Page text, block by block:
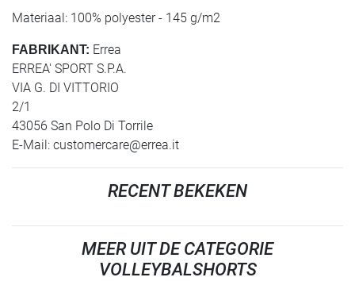
Materiaal: 100% polyester - 145 g/m2
FABRIKANT: Errea
ERREA' SPORT S.P.A.
VIA G. DI VITTORIO
2/1
43056 San Polo Di Torrile
E-Mail: customercare@errea.it
RECENT BEKEKEN
MEER UIT DE CATEGORIE
VOLLEYBALSHORTS